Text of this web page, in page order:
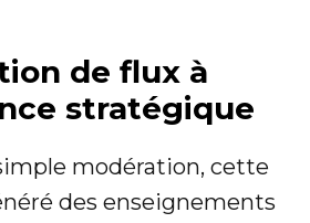
de flux à
stratégique
modération, cette
des enseignements